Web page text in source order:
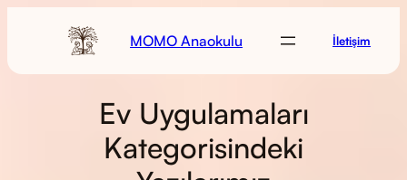
MOMO Anaokulu İletişim
Ev Uygulamaları
Kategorisindeki